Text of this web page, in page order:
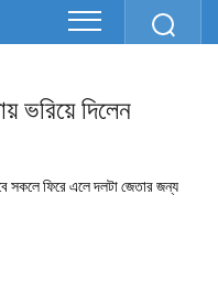
ভরিয়ে দিলেন
সকলে ফিরে এলে দলটা জেতার জন্য